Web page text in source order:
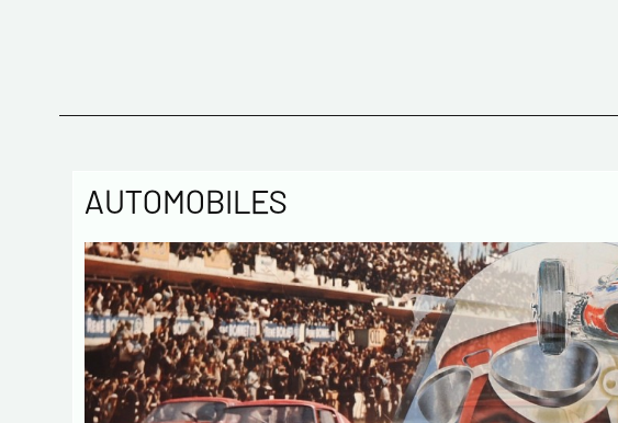
AUTOMOBILES